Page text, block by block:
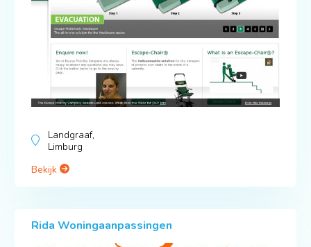
Landgraaf,
Limburg
Bekijk
Rida Woningaanpassingen